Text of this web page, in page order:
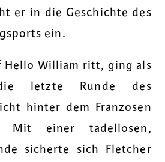
er in die Geschichte des
ein.
Hello William ritt, ging als
letzte Runde des
hinter dem Franzosen
Mit einer tadellosen,
sicherte sich Fletcher